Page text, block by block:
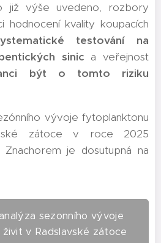
již výše uvedeno, rozbory
hodnocení kvality koupacích
testování na
sinic a veřejnost
být o tomto riziku
vývoje fytoplanktonu
zátoce v roce 2025
je dosutupná na
sezonního vývoje
v Radslavské zátoce